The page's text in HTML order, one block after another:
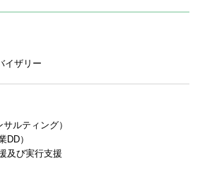
イザリー
ルティング）
DD）
及び実行支援